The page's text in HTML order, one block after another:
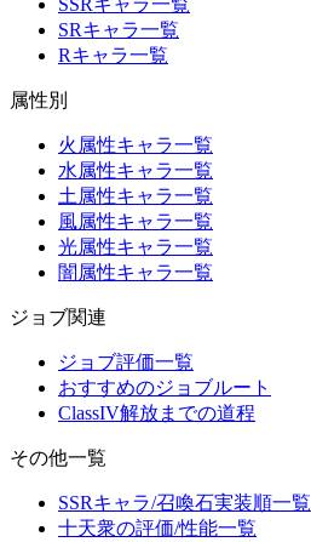
SSRキャラ一覧
SRキャラ一覧
Rキャラ一覧
属性別
火属性キャラ一覧
水属性キャラ一覧
土属性キャラ一覧
風属性キャラ一覧
光属性キャラ一覧
闇属性キャラ一覧
ジョブ関連
ジョブ評価一覧
おすすめのジョブルート
ClassIV解放までの道程
その他一覧
SSRキャラ/召喚石実装順一覧
十天衆の評価/性能一覧